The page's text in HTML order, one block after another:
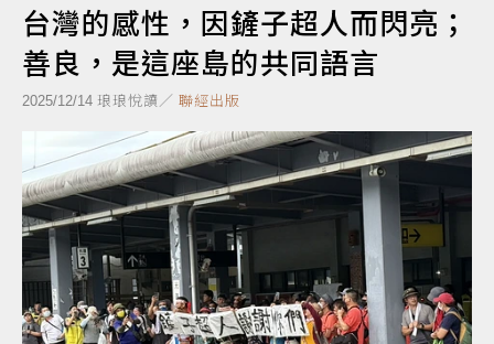
台灣的感性，因鏟子超人而閃亮；
善良，是這座島的共同語言
2025/12/14 琅琅悅讀／ 聯經出版